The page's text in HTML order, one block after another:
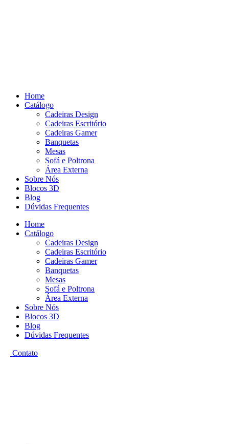
Home
Catálogo
Cadeiras Design
Cadeiras Escritório
Cadeiras Gamer
Banquetas
Mesas
Sofá e Poltrona
Área Externa
Sobre Nós
Blocos 3D
Blog
Dúvidas Frequentes
Home
Catálogo
Cadeiras Design
Cadeiras Escritório
Cadeiras Gamer
Banquetas
Mesas
Sofá e Poltrona
Área Externa
Sobre Nós
Blocos 3D
Blog
Dúvidas Frequentes
Contato